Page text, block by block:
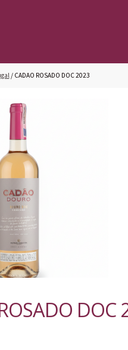
/ CADAO ROSADO DOC 2023
DOC